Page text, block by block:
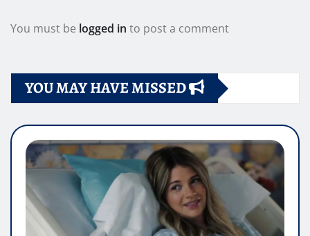
You must be logged in to post a comment
YOU MAY HAVE MISSED